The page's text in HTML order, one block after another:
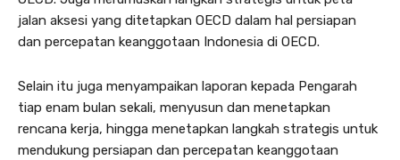
jalan aksesi yang ditetapkan OECD dalam hal persiapan
dan percepatan keanggotaan Indonesia di OECD.
Selain itu juga menyampaikan laporan kepada Pengarah
tiap enam bulan sekali, menyusun dan menetapkan
rencana kerja, hingga menetapkan langkah strategis untuk
mendukung persiapan dan percepatan keanggotaan